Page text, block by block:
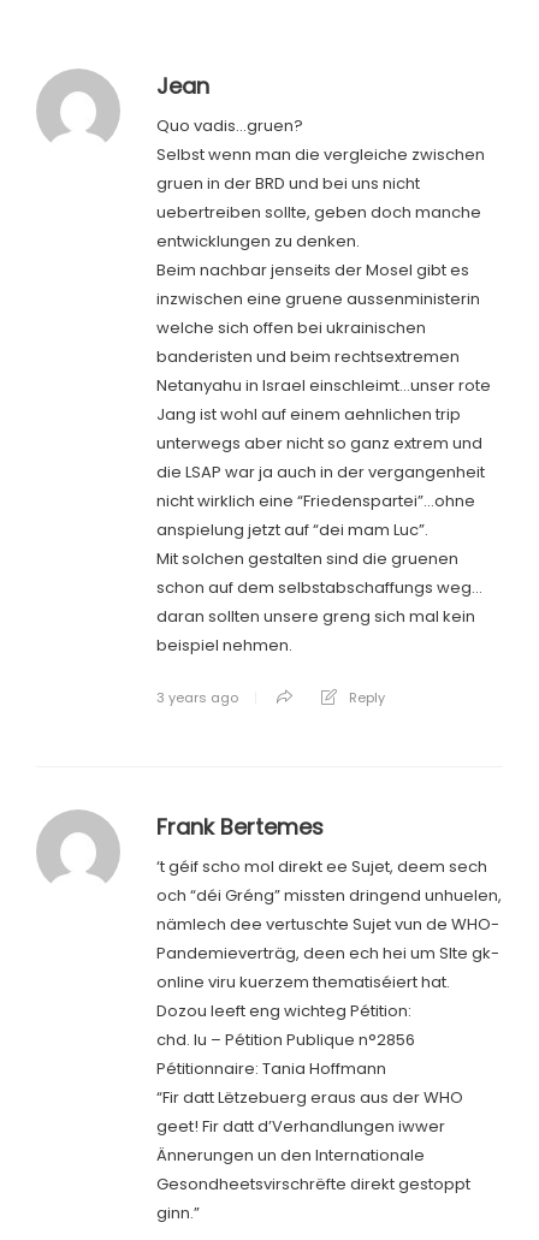
Jean
Quo vadis…gruen?
Selbst wenn man die vergleiche zwischen
gruen in der BRD und bei uns nicht
uebertreiben sollte, geben doch manche
entwicklungen zu denken.
Beim nachbar jenseits der Mosel gibt es
inzwischen eine gruene aussenministerin
welche sich offen bei ukrainischen
banderisten und beim rechtsextremen
Netanyahu in Israel einschleimt…unser rote
Jang ist wohl auf einem aehnlichen trip
unterwegs aber nicht so ganz extrem und
die LSAP war ja auch in der vergangenheit
nicht wirklich eine “Friedenspartei”…ohne
anspielung jetzt auf “dei mam Luc”.
Mit solchen gestalten sind die gruenen
schon auf dem selbstabschaffungs weg…
daran sollten unsere greng sich mal kein
beispiel nehmen.
3 years ago Reply
Frank Bertemes
‘t géif scho mol direkt ee Sujet, deem sech
och “déi Gréng” missten dringend unhuelen,
nämlech dee vertuschte Sujet vun de WHO-
Pandemieverträg, deen ech hei um SIte gk-
online viru kuerzem thematiséiert hat.
Dozou leeft eng wichteg Pétition:
chd. lu – Pétition Publique n°2856
Pétitionnaire: Tania Hoffmann
“Fir datt Lëtzebuerg eraus aus der WHO
geet! Fir datt d’Verhandlungen iwwer
Ännerungen un den Internationale
Gesondheetsvirschrëfte direkt gestoppt
ginn.”